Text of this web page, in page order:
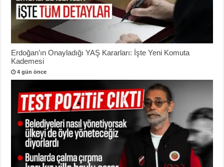
Erdoğan’ın Onayladığı YAŞ Kararları: İşte Yeni Komuta
Kademesi
4 gün önce